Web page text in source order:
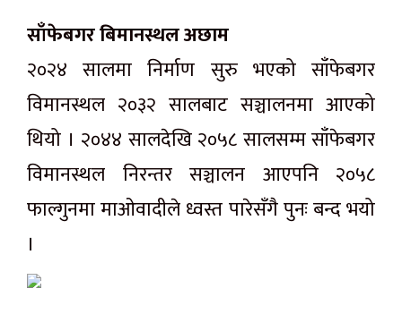
साँफेबगर बिमानस्थल अछाम
२०२४ सालमा निर्माण सुरु भएको साँफेबगर
विमानस्थल २०३२ सालबाट सञ्चालनमा आएको
थियो । २०४४ सालदेखि २०५८ सालसम्म साँफेबगर
विमानस्थल निरन्तर सञ्चालन आएपनि २०५८
फाल्गुनमा माओवादीले ध्वस्त पारेसँगै पुनः बन्द भयो
।